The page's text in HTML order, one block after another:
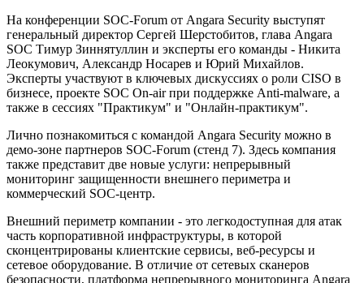
На конференции SOC-Forum от Angara Security выступят
генеральный директор Сергей Шерстобитов, глава Angara
SOC Тимур Зиннятуллин и эксперты его команды - Никита
Леокумович, Александр Носарев и Юрий Михайлов.
Эксперты участвуют в ключевых дискуссиях о роли CISO в
бизнесе, проекте SOC On-air при поддержке Anti-malware, а
также в сессиях "Практикум" и "Онлайн-практикум".
Лично познакомиться с командой Angara Security можно в
демо-зоне партнеров SOC-Forum (стенд 7). Здесь компания
также представит две новые услуги: непрерывный
мониторинг защищенности внешнего периметра и
коммерческий SOC-центр.
Внешний периметр компании - это легкодоступная для атак
часть корпоративной инфраструктуры, в которой
сконцентрированы клиентские сервисы, веб-ресурсы и
сетевое оборудование. В отличие от сетевых сканеров
безопасности, платформа непрерывного мониторинга Angara